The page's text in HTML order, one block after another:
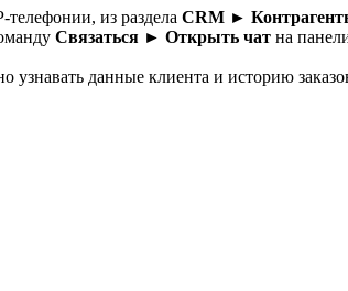
из раздела CRM ►
Связаться ► Открыть чат на
данные клиента и историю